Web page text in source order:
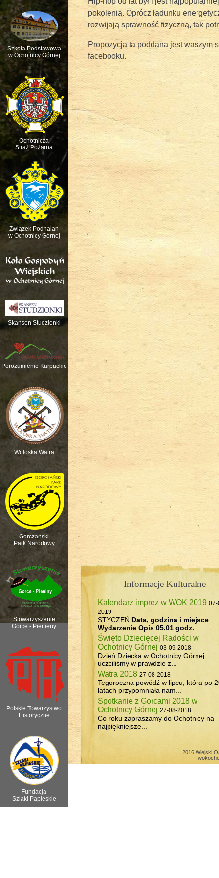
Szkoła Podstawowa
w Ochotnicy Górnej
Ochotnicza
Straż Pożarna
Związek Podhalan
w Ochotnicy Górnej
Skansen Studzionki
Porozumienie Karpackie
Wołoska Watra
Gorczański
Park Narodowy
Stowarzyszenie
Gorce - Pienieny
Polskie Towarzystwo
Historyczne
Fundacja
Szlaki Papieskie
Msza św. w intencji ruchu
Święto dziecięcej Radości - Dzień
Nauka gry na tradycyjnych
Polana Kurnytowa - Forendówki 2018
Rozpoczęcie sezonu pasterskiego, 6
6 sierpnia 2018 - Watra w Ochotnicy
pokolenia. Oprócz ładunku
rozwijają sprawność fizyczną, tak
Propozycja ta poddana jest waszym
facebooku.
Informacje Kulturalne
Kalendarz imprez w WOK 2019 07-
2019
STYCZEŃ Data, godzina i miejsce
Wydarzenie Opis 05.01 godz.
Święto Dziecięcej Radości w
Ochotnicy Górnej 03-09-2018
Dzień Dziecka w Ochotnicy Górnej
uczciliśmy w prawdzie z...
Watra 2018 27-08-2018
Tegoroczna powódź w lipcu, która po
latach przypomniała nam...
Spotkanie z Gorcami 2018 w
Ochotnicy Górnej 27-08-2018
Co roku zapraszamy do Ochotnicy na
najpiękniejsze...
2016 Wiejski